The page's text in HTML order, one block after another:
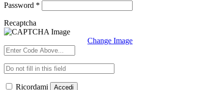
Password *
Recaptcha
Change Image
Ricordami Accedi